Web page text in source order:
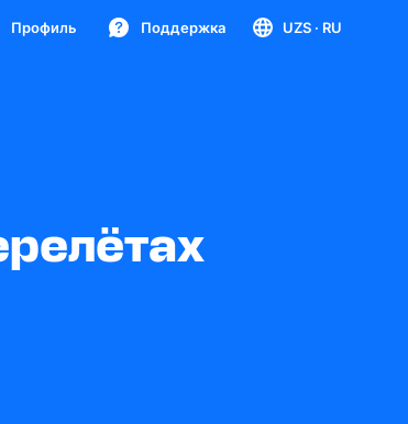
Профиль Поддержка UZS · RU